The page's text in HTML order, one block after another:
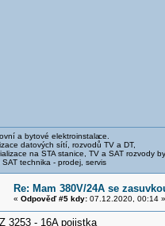
a bytové elektroinstalace.
datových sítí, rozvodů TV a DT,
na STA stanice, TV a SAT rozvody
SAT technika - prodej, servis
Re: Mam 380V/24A se
« Odpověď #5 kdy:07.12.2020, 00:14 »
3253 - 16A pojistka